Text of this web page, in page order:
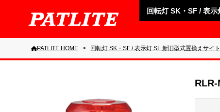
回転灯 SK・SF / 表
PATLITE HOME 回転灯 SK・SF / 表示灯 SL 新旧型式置換えサイト
RLR-